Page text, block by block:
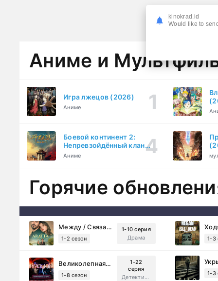
Аниме и
Игра лжецов (2026)
Аниме
Боевой континент 2:
Непревзойдённый клан
Тан (2023)
Аниме
Горячие
Между / Связанные судьбой (2025)
1-2 сезон
1-10 серия
Драма
1-3
Великолепная Пятерка (2019)
1-8 сезон
1-22
серия
Детектив, Русский
1-3
kinokrad.id
Would like to